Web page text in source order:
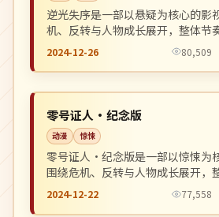
逆光失序是一部以悬疑为核心的影
机、反转与人物成长展开，整体节
观看。
2024-12-26 80,509
韩国
零号证人·纪念版
动漫 惊悚
零号证人·纪念版是一部以惊悚为
围绕危机、反转与人物成长展开，
得推荐观看。
2024-12-22 77,558